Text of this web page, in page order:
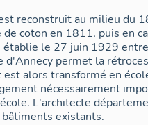
reconstruit au milieu du
coton en 1811, puis en
le 27 juin 1929
d'Annecy permet la
alors transformé en
nécessairement
L'architecte
existants.